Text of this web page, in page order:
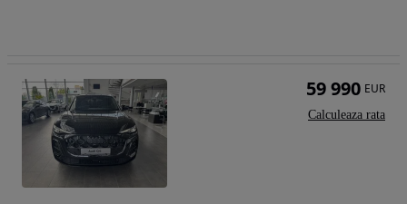
59 990 EUR
Calculeaza rata